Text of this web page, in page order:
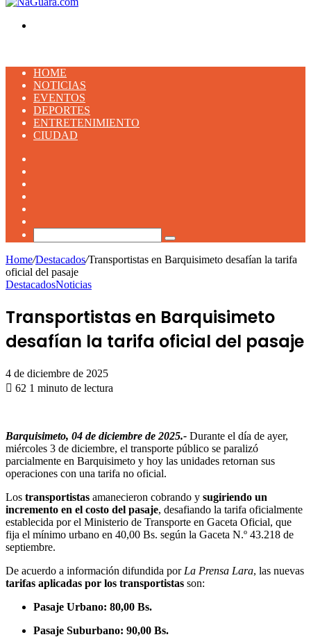
HOME
NOTICIAS
EVENTOS
DEPORTES
ENTRETENIMIENTO
CIUDAD
Buscar
Home/Destacados/Transportistas en Barquisimeto desafían la tarifa
oficial del pasaje
DestacadosNoticias
Transportistas en Barquisimeto
desafían la tarifa oficial del pasaje
4 de diciembre de 2025
62 1 minuto de lectura
Barquisimeto, 04 de diciembre de 2025.- Durante el día de ayer,
miércoles 3 de diciembre, el transporte público se paralizó
parcialmente en Barquisimeto y hoy las unidades retornan sus
operaciones con una tarifa no oficial.
Los transportistas amanecieron cobrando y sugiriendo un
incremento en el costo del pasaje, desafiando la tarifa oficialmente
establecida por el Ministerio de Transporte en Gaceta Oficial, que
fija el mínimo urbano en 40,00 Bs. según la Gaceta N.º 43.218 de
septiembre.
De acuerdo a información difundida por La Prensa Lara, las nuevas
tarifas aplicadas por los transportistas son:
Pasaje Urbano: 80,00 Bs.
Pasaje Suburbano: 90,00 Bs.